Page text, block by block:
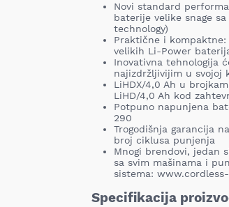
Novi standard
baterije velike snage
technology)
Praktične i
velikih Li-Power
Inovativna tehnologija
najizdržljivijim u svojoj
LiHDX/4,0 Ah u
LiHD/4,0 Ah kod
Potpuno napunjena
290
Trogodišnja garancija
broj ciklusa punjenja
Mnogi brendovi, jedan
sa svim mašinama i
sistema:
Specifikacija